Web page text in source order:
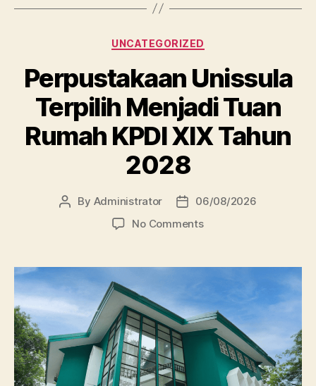
Categories
UNCATEGORIZED
Perpustakaan Unissula
Terpilih Menjadi Tuan
Rumah KPDI XIX Tahun
2028
Post
By Administrator
Post
date
06/08/2026
No Commentson
Terpilih
Rumah
KPDI
XIX
Tahun
2028